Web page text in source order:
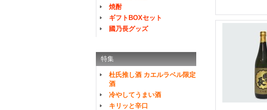
焼酎
ギフトBOXセット
國乃長グッズ
特集
杜氏推し酒 カエルラベル限定
酒
冷やしてうまい酒
キリッと辛口